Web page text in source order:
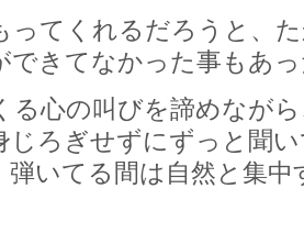
ってくれるだろうと、
できてなかった事もあ
る心の叫びを諦めなが
じろぎせずにずっと聞
弾いてる間は自然と集